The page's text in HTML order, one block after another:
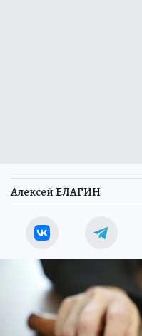
Алексей ЕЛАГИН